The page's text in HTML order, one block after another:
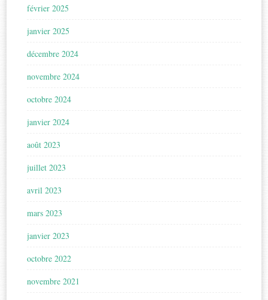
février 2025
janvier 2025
décembre 2024
novembre 2024
octobre 2024
janvier 2024
août 2023
juillet 2023
avril 2023
mars 2023
janvier 2023
octobre 2022
novembre 2021